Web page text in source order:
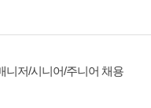
니저/시니어/주니어 채용